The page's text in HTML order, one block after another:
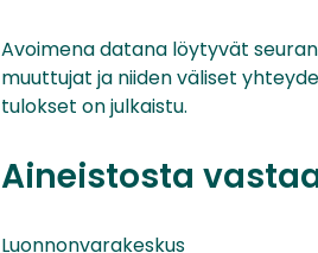
Avoimena datana löytyvät
muuttujat ja niiden väliset
tulokset on julkaistu.
Aineistosta
Luonnonvarakeskus